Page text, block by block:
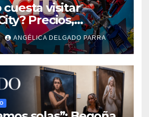
cuesta visitar
Precios,
y actividades de
Fest
ANGÉLICA DELGADO PARRA